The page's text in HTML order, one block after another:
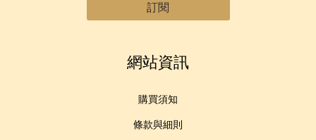
訂閱
網站資訊
購買須知
條款與細則